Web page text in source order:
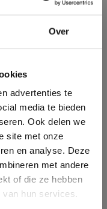
Over
advertenties te
media te bieden
Ook delen we
site met onze
en analyse. Deze
met andere
of die ze hebben
hun services.
offerte
and is no
the website
om de
Door
geeft u
in
Lees